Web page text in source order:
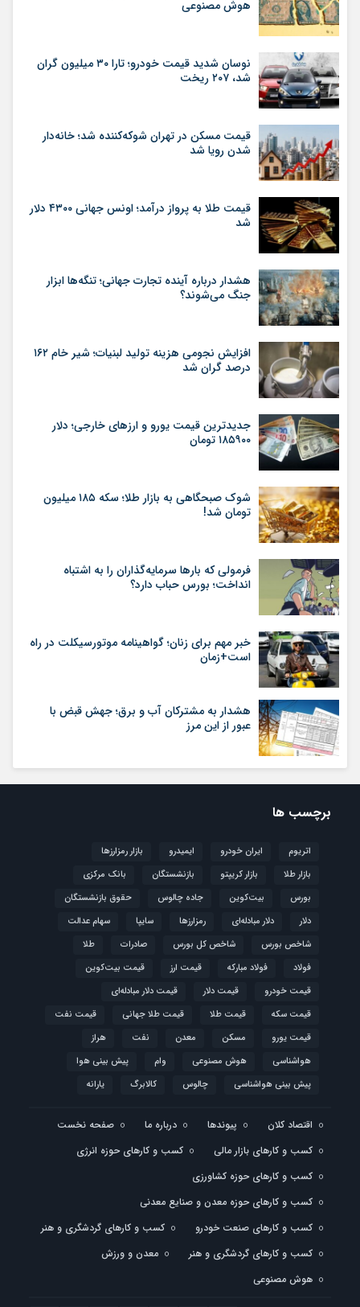
هوش مصنوعی
نوسان شدید قیمت خودرو؛ تارا ۳۰ میلیون گران
شد، ۲۰۷ ریخت
قیمت مسکن در تهران شوکه‌کننده شد؛ خانه‌دار
شدن رویا شد
قیمت طلا به پرواز درآمد؛ اونس جهانی ۴۳۰۰ دلار
شد
هشدار درباره آینده تجارت جهانی؛ تنگه‌ها ابزار
جنگ می‌شوند؟
افزایش نجومی هزینه تولید لبنیات؛ شیر خام ۱۶۲
درصد گران شد
جدیدترین قیمت یورو و ارزهای خارجی؛ دلار
۱۸۵۹۰۰ تومان
شوک صبحگاهی به بازار طلا؛ سکه ۱۸۵ میلیون
تومان شد!
فرمولی که بارها سرمایه‌گذاران را به اشتباه
انداخت؛ بورس حباب دارد؟
خبر مهم برای زنان؛ گواهینامه موتورسیکلت در راه
است+زمان
هشدار به مشترکان آب و برق؛ جهش قبض با
عبور از این مرز
برچسب ها
اتریوم ایران خودرو ایمیدرو
بازار رمزارزها
بازار طلا
بازار کریپتو بازنشستگان
بانک مرکزی
بورس
بیت‌کوین جاده چالوس
حقوق بازنشستگان
دلار
دلار مبادله‌ای رمزارزها سایپا
سهام عدالت
شاخص بورس
شاخص کل بورس صادرات
طلا
فولاد
فولاد مبارکه قیمت ارز
قیمت بیت‌کوین
قیمت خودرو
قیمت دلار
قیمت دلار مبادله‌ای
قیمت سکه
قیمت طلا قیمت طلا جهانی
قیمت نفت
قیمت یورو
مسکن معدن نفت
هراز
هواشناسی
هوش مصنوعی وام
پیش بینی هوا
پیش بینی هواشناسی
چالوس کالابرگ یارانه
اقتصاد کلان پیوندها درباره ما
صفحه نخست
کسب و کارهای بازار مالی
کسب و کارهای حوزه انرژی
کسب و کارهای حوزه کشاورزی
کسب و کارهای حوزه معدن و صنایع معدنی
کسب و کارهای صنعت خودرو
کسب و کارهای گردشگری و هنر
کسب و کارهای گردشگری و هنر
معدن و ورزش
هوش مصنوعی